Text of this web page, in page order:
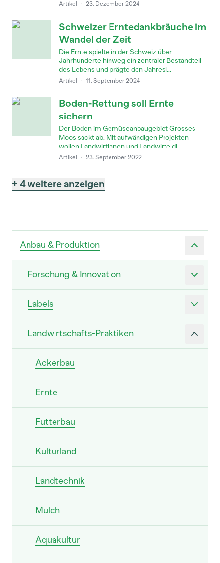
Anbau & Produktion
Forschung & Innovation
Labels
Landwirtschafts-Praktiken
Ackerbau
Ernte
Futterbau
Kulturland
Landtechnik
Mulch
Aquakultur
Artikel · 23. Dezember 2024
Schweizer Erntedankbräuche im
Wandel der Zeit
Die Ernte spielte in der Schweiz über
Jahrhunderte hinweg ein zentraler Bestandteil
des Lebens und prägte den Jahresl...
Artikel · 11. September 2024
Boden-Rettung soll Ernte
sichern
Der Boden im Gemüseanbaugebiet Grosses
Moos sackt ab. Mit aufwändigen Projekten
wollen Landwirtinnen und Landwirte di...
Artikel · 23. September 2022
+ 4 weitere anzeigen